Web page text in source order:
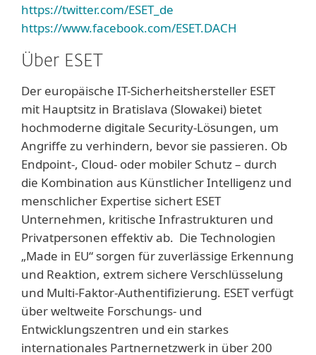
https://twitter.com/ESET_de
https://www.facebook.com/ESET.DACH
Über ESET
Der europäische IT-Sicherheitshersteller ESET
mit Hauptsitz in Bratislava (Slowakei) bietet
hochmoderne digitale Security-Lösungen, um
Angriffe zu verhindern, bevor sie passieren. Ob
Endpoint-, Cloud- oder mobiler Schutz – durch
die Kombination aus Künstlicher Intelligenz und
menschlicher Expertise sichert ESET
Unternehmen, kritische Infrastrukturen und
Privatpersonen effektiv ab. Die Technologien
„Made in EU“ sorgen für zuverlässige Erkennung
und Reaktion, extrem sichere Verschlüsselung
und Multi-Faktor-Authentifizierung. ESET verfügt
über weltweite Forschungs- und
Entwicklungszentren und ein starkes
internationales Partnernetzwerk in über 200